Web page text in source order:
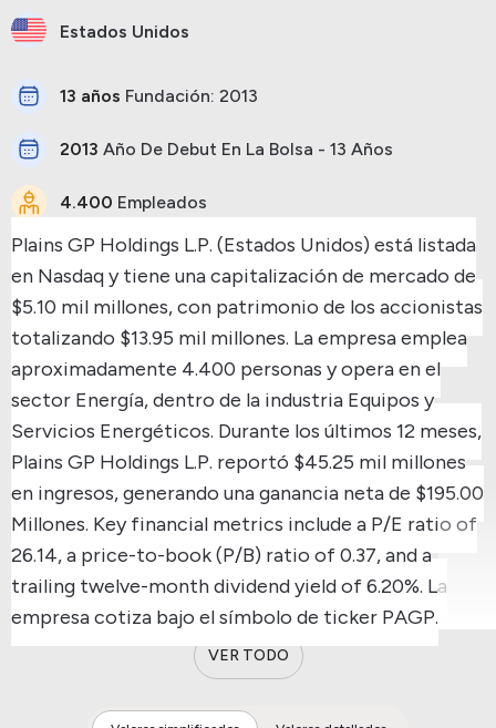
Estados Unidos
13 años Fundación: 2013
2013 Año De Debut En La Bolsa - 13 Años
4.400 Empleados
Plains GP Holdings L.P. (Estados Unidos) está listada
en Nasdaq y tiene una capitalización de mercado de
$5.10 mil millones, con patrimonio de los accionistas
totalizando $13.95 mil millones. La empresa emplea
aproximadamente 4.400 personas y opera en el
sector Energía, dentro de la industria Equipos y
Servicios Energéticos. Durante los últimos 12 meses,
Plains GP Holdings L.P. reportó $45.25 mil millones
en ingresos, generando una ganancia neta de $195.00
Millones. Key financial metrics include a P/E ratio of
26.14, a price-to-book (P/B) ratio of 0.37, and a
trailing twelve-month dividend yield of 6.20%. La
empresa cotiza bajo el símbolo de ticker PAGP.
VER TODO